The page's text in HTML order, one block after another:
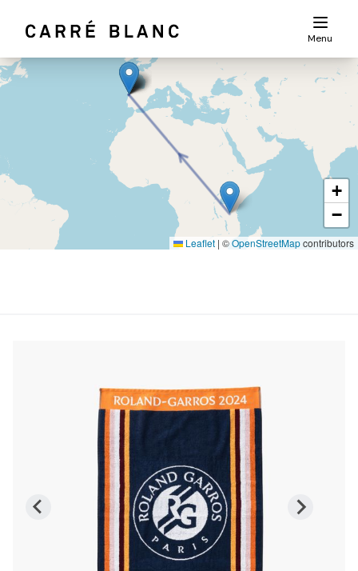
Menu
+
−
Leaflet | ©OpenStreetMapcontributors